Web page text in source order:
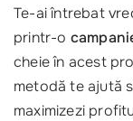
Te-ai întrebat
printr-o
cheie în acest
metodă te ajută
maximizezi